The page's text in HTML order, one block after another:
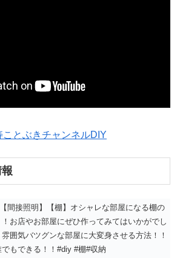
ことぶきチャンネルDIY
【間接照明】【棚】オシャレな部屋になる棚の
お店やお部屋にぜひ作ってみてはいかがでし
雰囲気バツグンな部屋に大変身させる方法！！
もできる！！#diy #棚#収納